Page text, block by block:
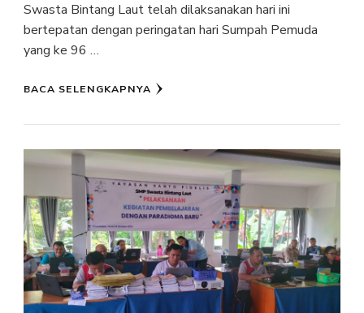
Swasta Bintang Laut telah dilaksanakan hari ini
bertepatan dengan peringatan hari Sumpah Pemuda
yang ke 96 …
BACA SELENGKAPNYA